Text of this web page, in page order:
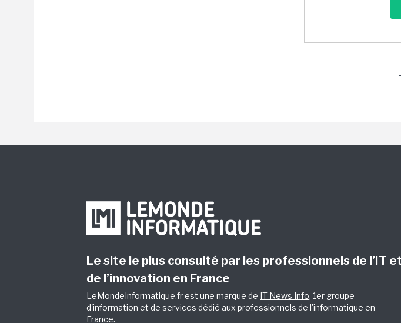
Le site le plus consulté par les professionnels de l’IT
de l’innovation en France
LeMondeInformatique.fr est une marque de IT News Info, 1er groupe
d'information et de services dédié aux professionnels de l'informatique en
France.